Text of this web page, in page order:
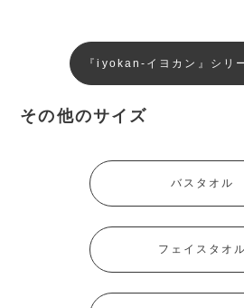
『iyokan-イヨカン』シリ
その他のサイズ
バスタオル
フェイスタオル